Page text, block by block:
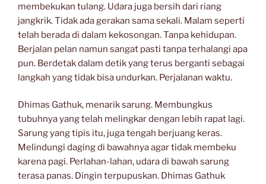
membekukan tulang. Udara juga bersih dari riang
jangkrik. Tidak ada gerakan sama sekali. Malam seperti
telah berada di dalam kekosongan. Tanpa kehidupan.
Berjalan pelan namun sangat pasti tanpa terhalangi apa
pun. Berdetak dalam detik yang terus berganti sebagai
langkah yang tidak bisa undurkan. Perjalanan waktu.
Dhimas Gathuk, menarik sarung. Membungkus
tubuhnya yang telah melingkar dengan lebih rapat lagi.
Sarung yang tipis itu, juga tengah berjuang keras.
Melindungi daging di bawahnya agar tidak membeku
karena pagi. Perlahan-lahan, udara di bawah sarung
terasa panas. Dingin terpupuskan. Dhimas Gathuk